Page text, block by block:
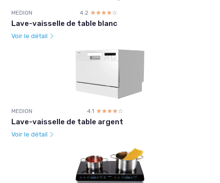
MEDION 4.2 ☆☆☆☆☆
★★★★★
Lave-vaisselle de table blanc
Voir le détail
MEDION 4.1 ☆☆☆☆☆
★★★★★
Lave-vaisselle de table argent
Voir le détail